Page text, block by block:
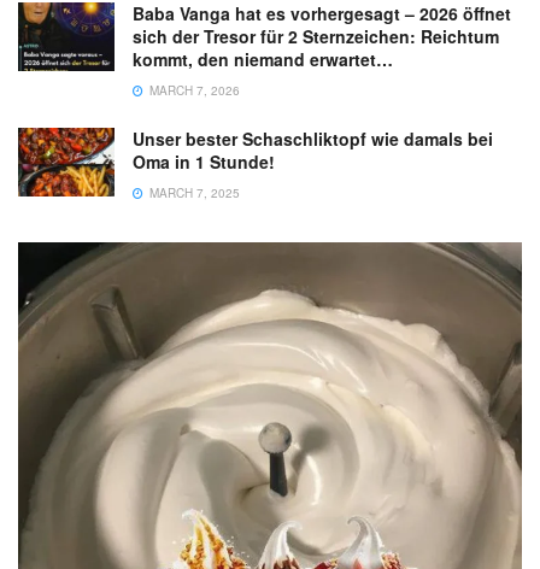
Baba Vanga hat es vorhergesagt – 2026 öffnet
sich der Tresor für 2 Sternzeichen: Reichtum
kommt, den niemand erwartet…
MARCH 7, 2026
Unser bester Schaschliktopf wie damals bei
Oma in 1 Stunde!
MARCH 7, 2025